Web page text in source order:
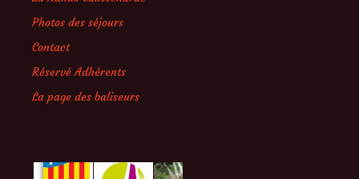
Photos des séjours
Contact
Réservé Adhérents
La page des baliseurs